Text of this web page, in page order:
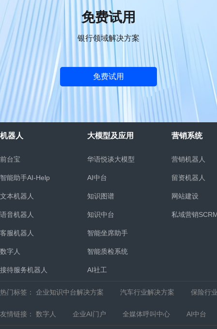
免费试用
银行领域解决方案
免费试用
机器人
前台宝
智能助手AI-Help
文本机器人
语音机器人
客服机器人
数字人
接待服务机器人
大模型及应用
华语悦谈大模型
AI中台
知识图谱
知识中台
智能坐席助手
智能质检系统
AI社工
营销系统
营销机器人
留资机器人
网站建设
私域营销
热门标签： 企业知识中台解决方案 汽车行业解决方案 保险行
友情链接： 数字人 企业AI门户 全媒体呼叫中心 AI中台